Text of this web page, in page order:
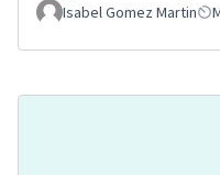
Isabel Gomez Martin